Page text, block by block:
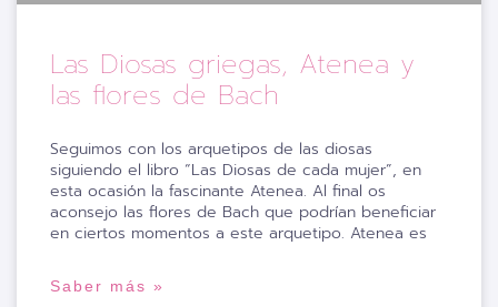
Las Diosas griegas, Atenea y
las flores de Bach
Seguimos con los arquetipos de las diosas
siguiendo el libro “Las Diosas de cada mujer”, en
esta ocasión la fascinante Atenea. Al final os
aconsejo las flores de Bach que podrían beneficiar
en ciertos momentos a este arquetipo. Atenea es
Saber más »